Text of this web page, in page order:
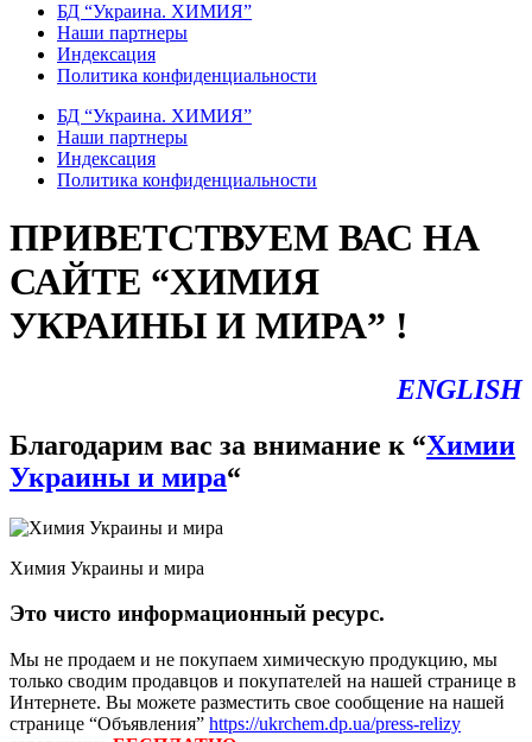
БД “Украина. ХИМИЯ”
Наши партнеры
Индексация
Политика конфиденциальности
БД “Украина. ХИМИЯ”
Наши партнеры
Индексация
Политика конфиденциальности
ПРИВЕТСТВУЕМ ВАС НА
САЙТЕ “ХИМИЯ
УКРАИНЫ И МИРА” !
ENGLISH
Благодарим вас за внимание к “Химии
Украины и мира“
Химия Украины и мира
Это чисто информационный ресурс.
Мы не продаем и не покупаем химическую продукцию, мы
только сводим продавцов и покупателей на нашей странице в
Интернете. Вы можете разместить свое сообщение на нашей
странице “Объявления” https://ukrchem.dp.ua/press-relizy